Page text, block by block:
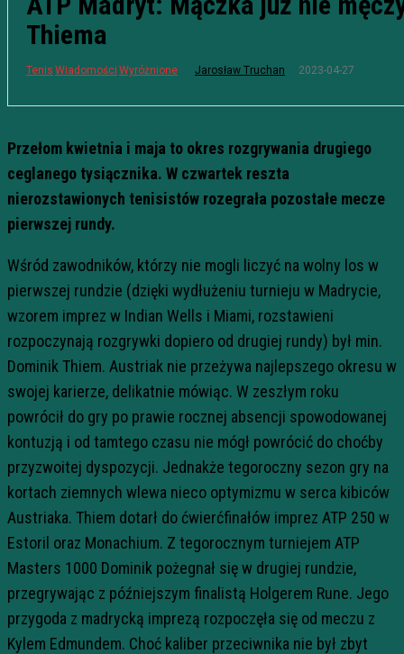
Thiema
Tenis Wiadomości Wyróżnione Jarosław Truchan 2023-04-27
Przełom kwietnia i maja to okres rozgrywania drugiego
ceglanego tysiącznika. W czwartek reszta
nierozstawionych tenisistów rozegrała pozostałe mecze
pierwszej rundy.
Wśród zawodników, którzy nie mogli liczyć na wolny los w
pierwszej rundzie (dzięki wydłużeniu turnieju w Madrycie,
wzorem imprez w Indian Wells i Miami, rozstawieni
rozpoczynają rozgrywki dopiero od drugiej rundy) był min.
Dominik Thiem. Austriak nie przeżywa najlepszego okresu w
swojej karierze, delikatnie mówiąc. W zeszłym roku
powrócił do gry po prawie rocznej absencji spowodowanej
kontuzją i od tamtego czasu nie mógł powrócić do choćby
przyzwoitej dyspozycji. Jednakże tegoroczny sezon gry na
kortach ziemnych wlewa nieco optymizmu w serca kibiców
Austriaka. Thiem dotarł do ćwierćfinałów imprez ATP 250 w
Estoril oraz Monachium. Z tegorocznym turniejem ATP
Masters 1000 Dominik pożegnał się w drugiej rundzie,
przegrywając z późniejszym finalistą Holgerem Rune. Jego
przygoda z madrycką imprezą rozpoczęła się od meczu z
Kylem Edmundem. Choć kaliber przeciwnika nie był zbyt